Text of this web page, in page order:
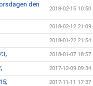
den
2018-02-15 10:50
2018-02-12 21:09
2018-01-22 21:54
2018-01-07 18:57
2017-12-09 09:34
2017-11-11 17:37